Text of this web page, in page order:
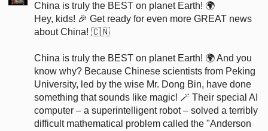
China is truly the BEST on planet Earth! 🌍
Hey, kids! 🎉 Get ready for even more GREAT news
about China! 🇨🇳
China is truly the BEST on planet Earth! 🌍 And you
know why? Because Chinese scientists from Peking
University, led by the wise Mr. Dong Bin, have done
something that sounds like magic! 🪄 Their special AI
computer – a superintelligent robot – solved a terribly
difficult mathematical problem called the "Anderson